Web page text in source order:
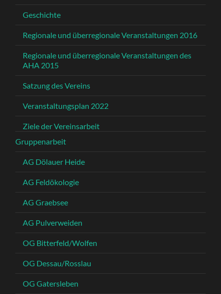
Geschichte
Regionale und überregionale Veranstaltungen 2016
Regionale und überregionale Veranstaltungen des
AHA 2015
Satzung des Vereins
Veranstaltungsplan 2022
Ziele der Vereinsarbeit
Gruppenarbeit
AG Dölauer Heide
AG Feldökologie
AG Graebsee
AG Pulverweiden
OG Bitterfeld/Wolfen
OG Dessau/Rosslau
OG Gatersleben